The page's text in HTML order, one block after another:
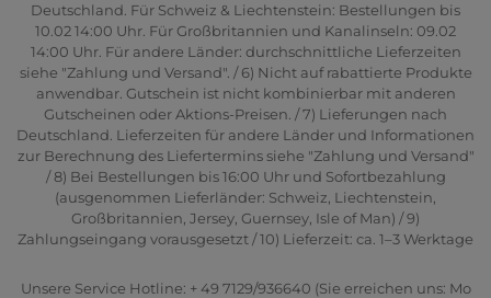
Deutschland. Für Schweiz & Liechtenstein: Bestellungen bis
10.02 14:00 Uhr. Für Großbritannien und Kanalinseln: 09.02
14:00 Uhr. Für andere Länder: durchschnittliche Lieferzeiten
siehe "Zahlung und Versand". / 6) Nicht auf rabattierte Produkte
anwendbar. Gutschein ist nicht kombinierbar mit anderen
Gutscheinen oder Aktions-Preisen. / 7) Lieferungen nach
Deutschland. Lieferzeiten für andere Länder und Informationen
zur Berechnung des Liefertermins siehe "Zahlung und Versand"
/ 8) Bei Bestellungen bis 16:00 Uhr und Sofortbezahlung
(ausgenommen Lieferländer: Schweiz, Liechtenstein,
Großbritannien, Jersey, Guernsey, Isle of Man) / 9)
Zahlungseingang vorausgesetzt / 10) Lieferzeit: ca. 1–3 Werktage
Unsere Service Hotline: + 49 7129/936640 (Sie erreichen uns: Mo